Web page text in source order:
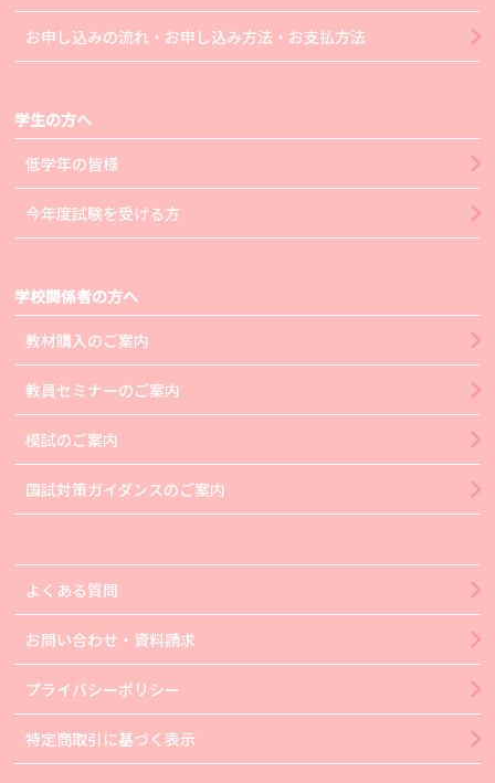
お申し込みの流れ・お申し込み方法・お支払方法
学生の方へ
低学年の皆様
今年度試験を受ける方
学校関係者の方へ
教材購入のご案内
教員セミナーのご案内
模試のご案内
国試対策ガイダンスのご案内
よくある質問
お問い合わせ・資料請求
プライバシーポリシー
特定商取引に基づく表示